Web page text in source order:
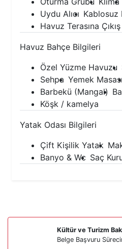
Uydu Alıcı Kablosuz
Havuz Terasına Çıkış
Havuz Bahçe Bilgileri
Özel Yüzme Havuzu
Sehpa Yemek Masası
Barbekü (Mangal)
Köşk / kamelya
Yatak Odası Bilgileri
Çift Kişilik Yatak
Banyo & Wc Saç
Kültür ve Turizm
Belge Başvuru